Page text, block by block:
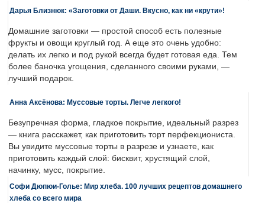
Дарья Близнюк: «Заготовки от Даши. Вкусно, как ни «крути»!
Домашние заготовки — простой способ есть полезные
фрукты и овощи круглый год. А еще это очень удобно:
делать их легко и под рукой всегда будет готовая еда. Тем
более баночка угощения, сделанного своими руками, —
лучший подарок.
Анна Аксёнова: Муссовые торты. Легче легкого!
Безупречная форма, гладкое покрытие, идеальный разрез
— книга расскажет, как приготовить торт перфекциониста.
Вы увидите муссовые торты в разрезе и узнаете, как
приготовить каждый слой: бисквит, хрустящий слой,
начинку, мусс, покрытие.
Софи Дюпюи-Голье: Мир хлеба. 100 лучших рецептов домашнего
хлеба со всего мира